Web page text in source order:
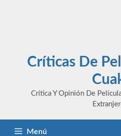
Críticas De
Crítica Y Opinión De
Menú